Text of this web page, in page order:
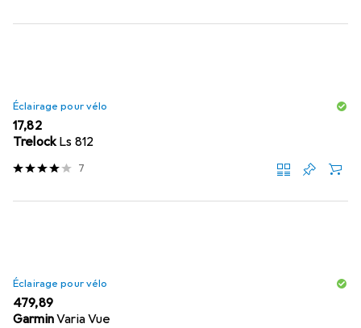
Éclairage pour vélo
EUR
17,82
TrelockLs 812
7
Éclairage pour vélo
EUR
479,89
GarminVaria Vue